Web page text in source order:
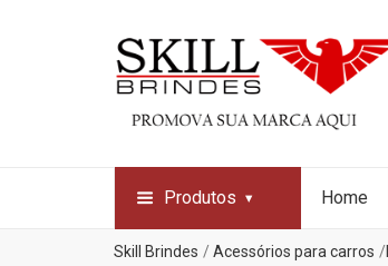
Produtos Home
Skill Brindes Acessórios para carros